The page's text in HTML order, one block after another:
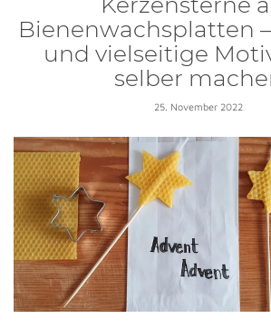
Bienenwachsplatten
und vielseitige
selber
25. November 2022